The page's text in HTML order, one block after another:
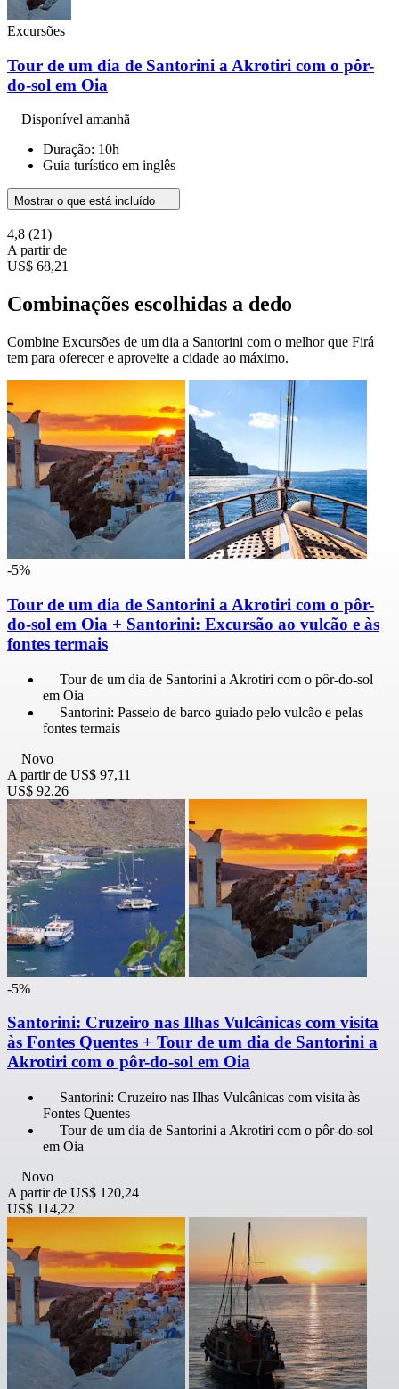
Excursões
Tour de um dia de Santorini a Akrotiri com o pôr-
do-sol em Oia
Disponível amanhã
Duração: 10h
Guia turístico em inglês
Mostrar o que está incluído
4,8 (21)
A partir de
US$ 68,21
Combinações escolhidas a dedo
Combine Excursões de um dia a Santorini com o melhor que Firá
tem para oferecer e aproveite a cidade ao máximo.
-5%
Tour de um dia de Santorini a Akrotiri com o pôr-
do-sol em Oia + Santorini: Excursão ao vulcão e às
fontes termais
Tour de um dia de Santorini a Akrotiri com o pôr-do-sol
em Oia
Santorini: Passeio de barco guiado pelo vulcão e pelas
fontes termais
Novo
A partir de US$ 97,11
US$ 92,26
-5%
Santorini: Cruzeiro nas Ilhas Vulcânicas com visita
às Fontes Quentes + Tour de um dia de Santorini a
Akrotiri com o pôr-do-sol em Oia
Santorini: Cruzeiro nas Ilhas Vulcânicas com visita às
Fontes Quentes
Tour de um dia de Santorini a Akrotiri com o pôr-do-sol
em Oia
Novo
A partir de US$ 120,24
US$ 114,22